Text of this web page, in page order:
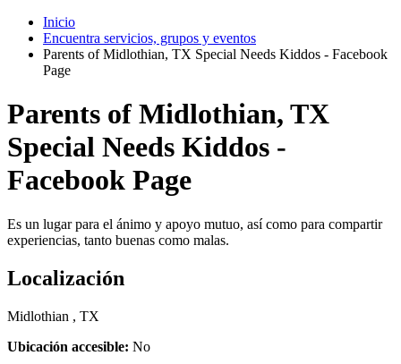
Inicio
Encuentra servicios, grupos y eventos
Parents of Midlothian, TX Special Needs Kiddos - Facebook
Page
Parents of Midlothian, TX
Special Needs Kiddos -
Facebook Page
Es un lugar para el ánimo y apoyo mutuo, así como para compartir
experiencias, tanto buenas como malas.
Localización
Midlothian , TX
Ubicación accesible: No